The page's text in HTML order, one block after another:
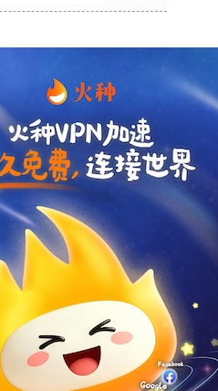
支持
支持[0] 反对[0]
支持[0] 反对[0]